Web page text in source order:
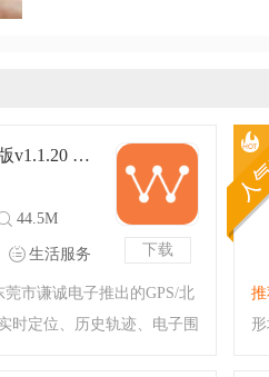
下载
谦诚位联官方版v1.1.20 最新版
44.5M
生活服务
莞市谦诚电子推出的GPS/北
时定位、历史轨迹、电子围
推